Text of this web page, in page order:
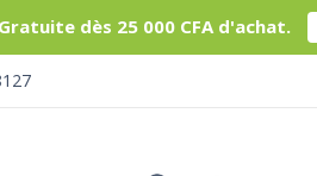
dès 25 000 CFA d'achat.